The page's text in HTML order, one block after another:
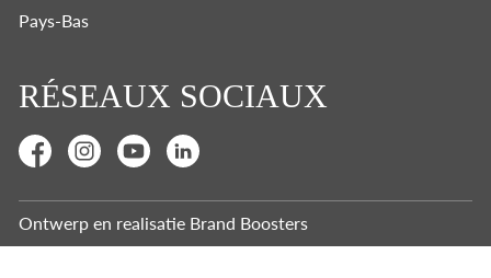
Pays-Bas
RÉSEAUX SOCIAUX
Ontwerp en realisatie Brand Boosters